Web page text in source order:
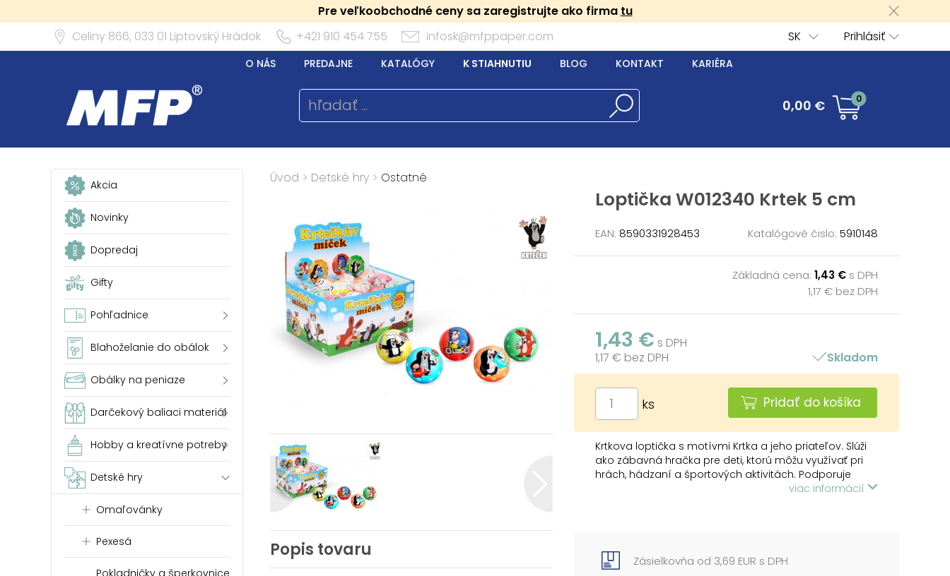
Pre veľkoobchodné ceny sa zaregistrujte ako firma tu
Celiny 866, 033 01 Liptovský Hrádok +421 910 454 755 infosk@mfppaper.com Prihlásiť
SK
O NÁS PREDAJNE KATALÓGY K STIAHNUTIU BLOG KONTAKT KARIÉRA
0,00 € 0
Akcia
Novinky
Dopredaj
Gifty
Pohľadnice
Blahoželanie do obálok
Obálky na peniaze
Darčekový baliaci materiál
Hobby a kreatívne potreby
Detské hry
Omaľovánky
Pexesá
Pokladničky a šperkovnice
Úvod > Detské hry > Ostatné
Loptička W012340 Krtek 5 cm
EAN: 8590331928453 Katalógové čislo: 5910148
Základná cena: 1,43 € s DPH
1,17 € bez DPH
1,43 € s DPH
1,17 € bez DPH
Skladom
ks Pridať do košíka
Krtkova loptička s motívmi Krtka a jeho priateľov. Slúži
ako zábavná hračka pre deti, ktorú môžu využívať pri
hrách, hádzaní a športových aktivitách. Podporuje
rozvoj motorických zručností a fyzickej aktivity, zatiaľ čo
VAROVANIE:
viac informácií
Popis tovaru Zásielkovňa od 3,69 EUR s DPH